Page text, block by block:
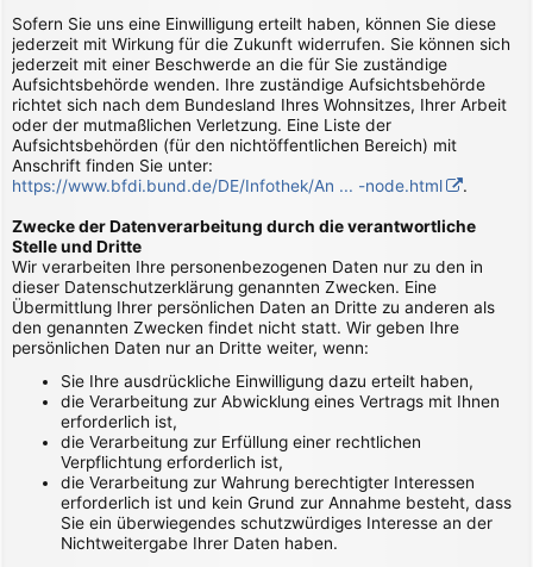
Sofern Sie uns eine Einwilligung erteilt haben, können Sie diese
jederzeit mit Wirkung für die Zukunft widerrufen. Sie können sich
jederzeit mit einer Beschwerde an die für Sie zuständige
Aufsichtsbehörde wenden. Ihre zuständige Aufsichtsbehörde
richtet sich nach dem Bundesland Ihres Wohnsitzes, Ihrer Arbeit
oder der mutmaßlichen Verletzung. Eine Liste der
Aufsichtsbehörden (für den nichtöffentlichen Bereich) mit
Anschrift finden Sie unter:
https://www.bfdi.bund.de/DE/Infothek/An ... -node.html
.
Zwecke der Datenverarbeitung durch die verantwortliche
Stelle und Dritte
Wir verarbeiten Ihre personenbezogenen Daten nur zu den in
dieser Datenschutzerklärung genannten Zwecken. Eine
Übermittlung Ihrer persönlichen Daten an Dritte zu anderen als
den genannten Zwecken findet nicht statt. Wir geben Ihre
persönlichen Daten nur an Dritte weiter, wenn:
Sie Ihre ausdrückliche Einwilligung dazu erteilt haben,
die Verarbeitung zur Abwicklung eines Vertrags mit Ihnen
erforderlich ist,
die Verarbeitung zur Erfüllung einer rechtlichen
Verpflichtung erforderlich ist,
die Verarbeitung zur Wahrung berechtigter Interessen
erforderlich ist und kein Grund zur Annahme besteht, dass
Sie ein überwiegendes schutzwürdiges Interesse an der
Nichtweitergabe Ihrer Daten haben.